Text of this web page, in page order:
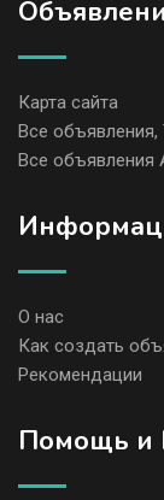
Карта сайта
Все объявления,
Все объявления
О нас
Как создать
Рекомендации
Помощь и